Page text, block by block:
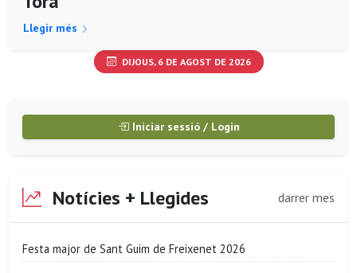
Llegir més
DIJOUS, 6 DE AGOST DE 2026
Iniciar sessió / Login
Notícies + Llegides darrer mes
Festa major de Sant Guim de Freixenet 2026